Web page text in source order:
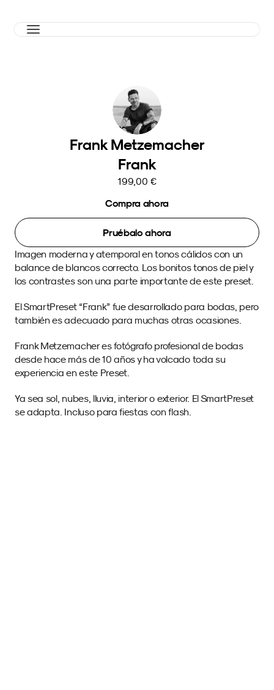
Frank Metzemacher
Frank
199,00 €
Compra ahora
Pruébalo ahora
Imagen moderna y atemporal en tonos cálidos con un
balance de blancos correcto. Los bonitos tonos de piel y
los contrastes son una parte importante de este preset.
El SmartPreset “Frank” fue desarrollado para bodas, pero
también es adecuado para muchas otras ocasiones.
Frank Metzemacher es fotógrafo profesional de bodas
desde hace más de 10 años y ha volcado toda su
experiencia en este Preset.
Ya sea sol, nubes, lluvia, interior o exterior. El SmartPreset
se adapta. Incluso para fiestas con flash.